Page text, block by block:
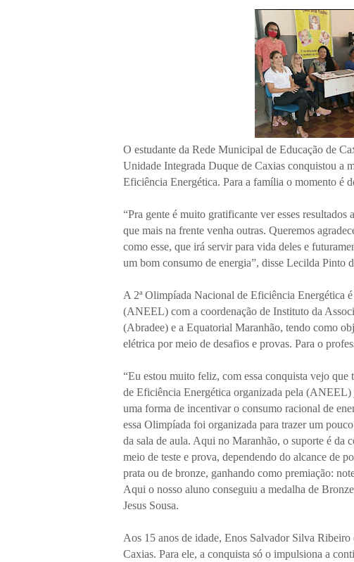
O estudante da Rede Municipal de Educação de
Unidade Integrada Duque de Caxias conquistou a
Eficiência Energética. Para a família o momento é
“Pra gente é muito gratificante ver esses
que mais na frente venha outras. Queremos
como esse, que irá servir para vida deles e
um bom consumo de energia”, disse Lecilda Pinto
A 2ª Olimpíada Nacional de Eficiência Energética
(ANEEL) com a coordenação de Instituto da
(Abradee) e a Equatorial Maranhão, tendo como
elétrica por meio de desafios e provas. Para o
“Eu estou muito feliz, com essa conquista vejo
de Eficiência Energética organizada pela (ANEEL)
uma forma de incentivar o consumo racional de
essa Olimpíada foi organizada para trazer um
da sala de aula. Aqui no Maranhão, o suporte é da
meio de teste e prova, dependendo do alcance de
prata ou de bronze, ganhando como premiação:
Aqui o nosso aluno conseguiu a medalha de
Jesus Sousa.
Aos 15 anos de idade, Enos Salvador Silva
Caxias. Para ele, a conquista só o impulsiona a